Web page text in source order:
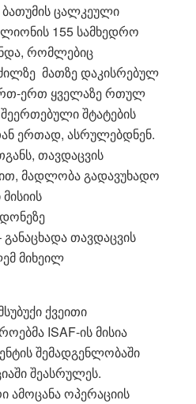
ცალკეული
155 სამხედრო
რომლებიც
მათზე დაკისრებულ
ერთ ყველაზე რთულ
შტატების
ერთად, ასრულებდნენ.
თავდაცვის
მადლობა გადავუხადო
თავდაცვის
მიხეილ
ქვეითი
ISAF-ის მისია
შემადგენლობაში
შეასრულეს.
ამოცანა ოპერაციის